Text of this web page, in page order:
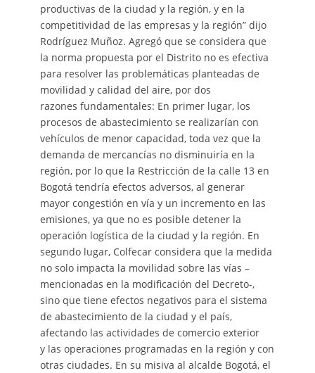
productivas de la ciudad y la región, y en la
competitividad de las empresas y la región” dijo
Rodríguez Muñoz. Agregó que se considera que
la norma propuesta por el Distrito no es efectiva
para resolver las problemáticas planteadas de
movilidad y calidad del aire, por dos
razones fundamentales: En primer lugar, los
procesos de abastecimiento se realizarían con
vehículos de menor capacidad, toda vez que la
demanda de mercancías no disminuiría en la
región, por lo que la Restricción de la calle 13 en
Bogotá tendría efectos adversos, al generar
mayor congestión en vía y un incremento en las
emisiones, ya que no es posible detener la
operación logística de la ciudad y la región. En
segundo lugar, Colfecar considera que la medida
no solo impacta la movilidad sobre las vías –
mencionadas en la modificación del Decreto-,
sino que tiene efectos negativos para el sistema
de abastecimiento de la ciudad y el país,
afectando las actividades de comercio exterior
y las operaciones programadas en la región y con
otras ciudades. En su misiva al alcalde Bogotá, el